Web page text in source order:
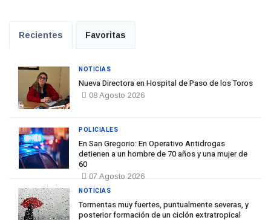
Recientes Favoritas
Nueva Directora en Hospital de Paso de los Toros
08 Agosto 2026
NOTICIAS
En San Gregorio: En Operativo Antidrogas
detienen a un hombre de 70 años y una mujer de
60
07 Agosto 2026
POLICIALES
Tormentas muy fuertes, puntualmente severas, y
posterior formación de un ciclón extratropical
NOTICIAS